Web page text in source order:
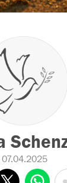
07.04.2025